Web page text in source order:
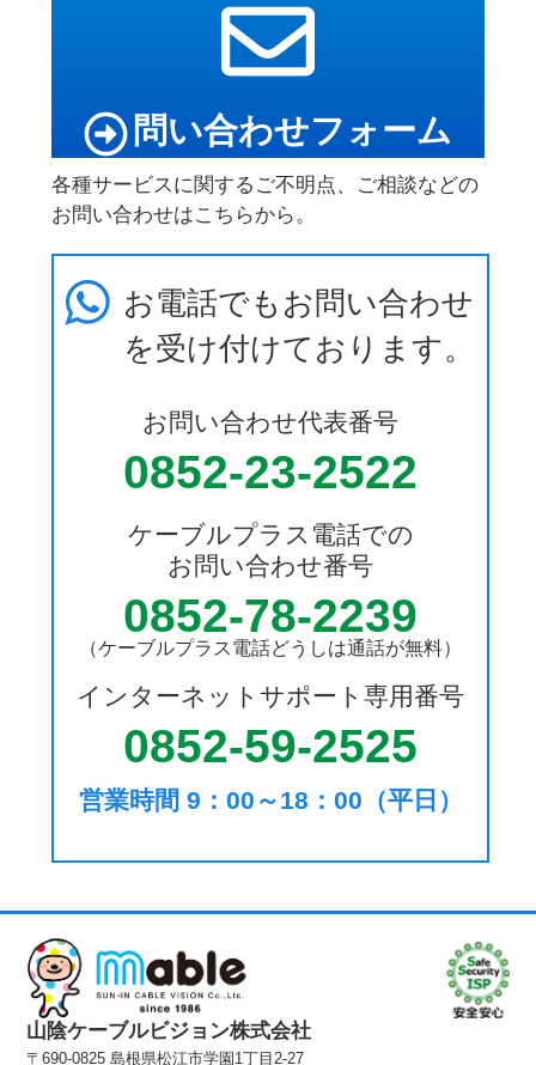
問い合わせフォーム
各種サービスに関するご不明点、ご相談などの
お問い合わせはこちらから。
お電話でもお問い合わせ
を受け付けております。
お問い合わせ代表番号
0852-23-2522
ケーブルプラス電話での
お問い合わせ番号
0852-78-2239
（ケーブルプラス電話どうしは通話が無料）
インターネットサポート専用番号
0852-59-2525
営業時間 9：00～18：00（平日）
山陰ケーブルビジョン株式会社
〒690-0825 島根県松江市学園1丁目2-27